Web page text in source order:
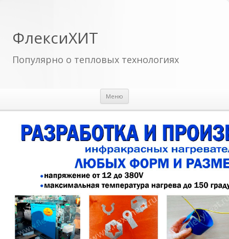
ФлексиХИТ
Популярно о тепловых технологиях
Меню